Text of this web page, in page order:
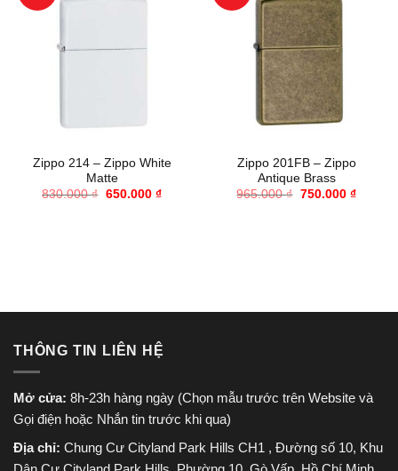
Zippo 214 – Zippo White
Matte
830.000₫ Giá
650.000 ₫Giá
Zippo 201FB – Zippo
Antique Brass
965.000₫ Giá
750.000 ₫Giá
THÔNG TIN LIÊN HỆ
Mở cửa: 8h-23h hàng ngày (Chọn mẫu trước trên Website và
Gọi điện hoặc Nhắn tin trước khi qua)
Địa chỉ: Chung Cư Cityland Park Hills CH1 , Đường số 10, Khu